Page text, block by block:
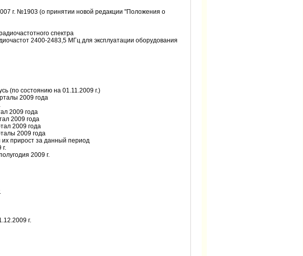
г. №1903 (о принятии новой редакции "Положения о
спектра
2400-2483,5 МГц для эксплуатации оборудования
(по состоянию на 01.11.2009 г.)
2009 года
2009 года
2009 года
2009 года
2009 года
прирост за данный период
2009 г.
г.